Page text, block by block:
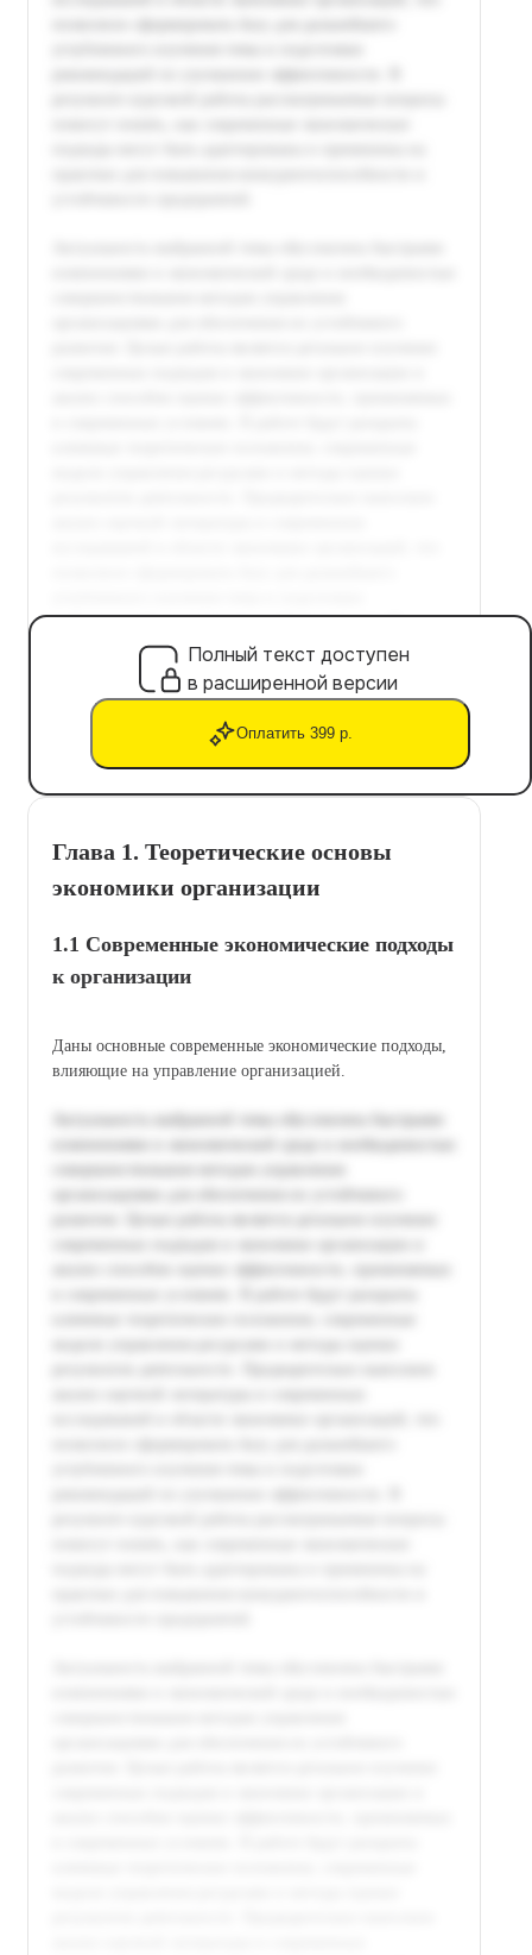
Полный текст доступен
в расширенной версии
Оплатить 399 р.
Глава 1. Теоретические основы
экономики организации
1.1 Современные экономические подходы
к организации
Даны основные современные экономические подходы,
влияющие на управление организацией.